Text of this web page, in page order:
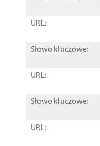
URL:
Słowo kluczowe:
URL:
Słowo kluczowe:
URL: